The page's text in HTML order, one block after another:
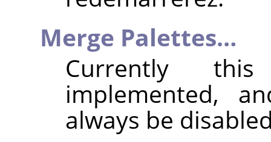
Merge Palettes…
Currently
implemented,
always be